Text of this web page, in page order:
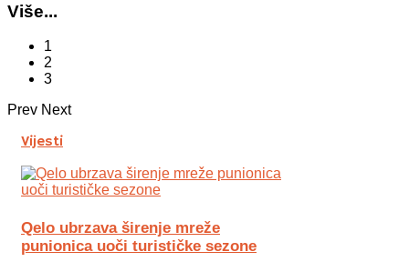
Više...
1
2
3
Prev Next
Vijesti
Qelo ubrzava širenje mreže
punionica uoči turističke sezone